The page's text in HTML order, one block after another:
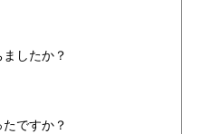
したか？
ですか？